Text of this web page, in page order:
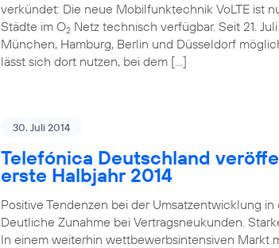
verkündet: Die neue Mobilfunktechnik VoLTE ist
Städte im O2 Netz technisch verfügbar. Seit 21.
München, Hamburg, Berlin und Düsseldorf
lässt sich dort nutzen, bei dem […]
30. Juli 2014
Telefónica Deutschland
erste Halbjahr 2014
Positive Tendenzen bei der Umsatzentwicklung
Deutliche Zunahme bei Vertragsneukunden.
In einem weiterhin wettbewerbsintensiven Markt